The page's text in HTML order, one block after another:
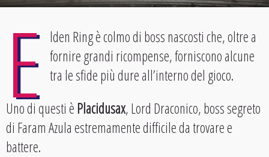
E lden Ring è colmo di boss nascosti che, oltre a
fornire grandi ricompense, forniscono alcune
tra le sfide più dure all’interno del gioco.
Uno di questi èPlacidusax, Lord Draconico, boss segreto
di Faram Azula estremamente difficile da trovare e
battere.